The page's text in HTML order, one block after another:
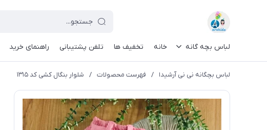
لباس بچه گانه خانه تخفیف ها تلفن پشتیبانی راهنمای خرید
لباس بچگانه نی نی آرشیدا / فهرست محصولات / شلوار بنگال کشی کد ۱۳۱۵